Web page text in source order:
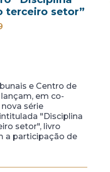
terceiro setor”
e Centro de
em co-
nova série
"Disciplina
setor", livro
a participação de